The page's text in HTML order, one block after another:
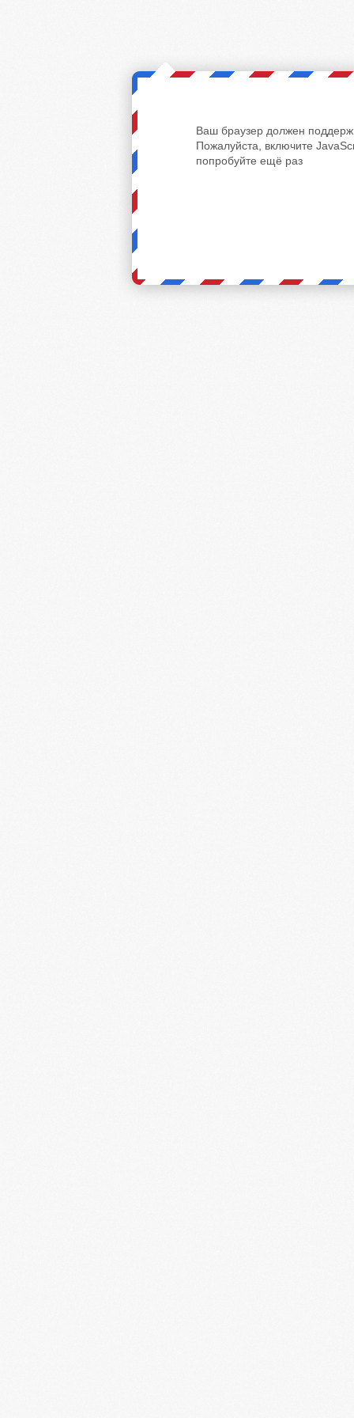
Ваш браузер должен
Пожалуйста, включите
попробуйте ещё раз